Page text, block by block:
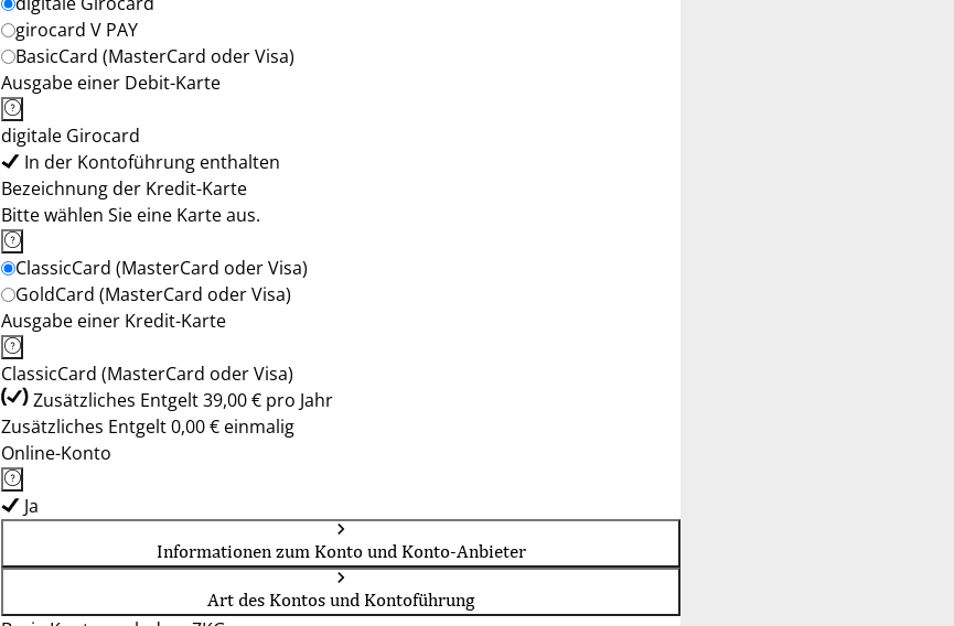
girocard V PAY
BasicCard (MasterCard oder Visa)
Ausgabe einer Debit-Karte
digitale Girocard
In der Kontoführung enthalten
Bezeichnung der Kredit-Karte
Bitte wählen Sie eine Karte aus.
ClassicCard (MasterCard oder Visa)
GoldCard (MasterCard oder Visa)
Ausgabe einer Kredit-Karte
ClassicCard (MasterCard oder Visa)
Zusätzliches Entgelt 39,00 € pro Jahr
Zusätzliches Entgelt 0,00 € einmalig
Online-Konto
Ja
Informationen zum Konto und Konto-Anbieter
Art des Kontos und Kontoführung